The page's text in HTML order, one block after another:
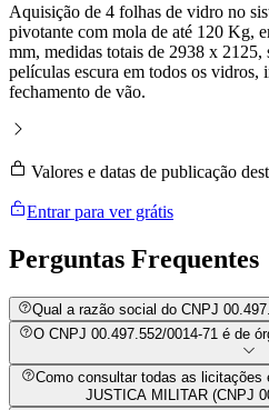
Aquisição de 4 folhas de vidro no
pivotante com mola de até 120 Kg,
mm, medidas totais de 2938 x 2125,
películas escura em todos os vidros,
fechamento de vão.
Valores e datas de publicação
Entrar para ver grátis
Perguntas Frequentes
Qual a razão social do CNPJ
O CNPJ 00.497.552/0014-71 é de
Como consultar todas as
JUSTICA MILITAR (CNPJ